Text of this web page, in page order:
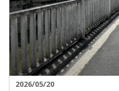
2026/05/20